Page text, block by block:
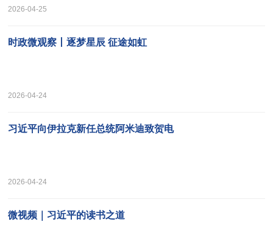
2026-04-25
时政微观察丨逐梦星辰 征途如虹
2026-04-24
习近平向伊拉克新任总统阿米迪致贺电
2026-04-24
微视频｜习近平的读书之道